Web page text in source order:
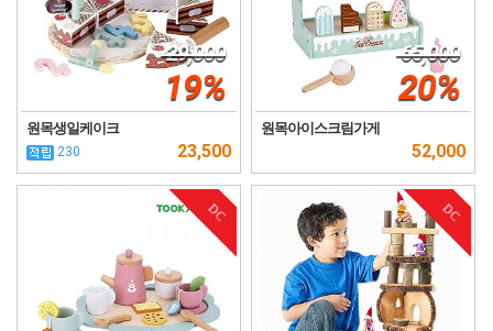
29,000
19%
원목생일케이크
230 23,500
65,000
20%
원목아이스크림가게
52,000
DC DC